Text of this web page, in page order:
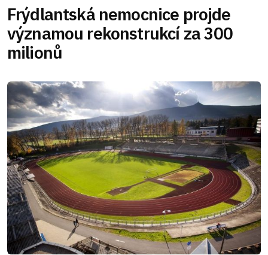
Frýdlantská nemocnice projde
významou rekonstrukcí za 300
milionů